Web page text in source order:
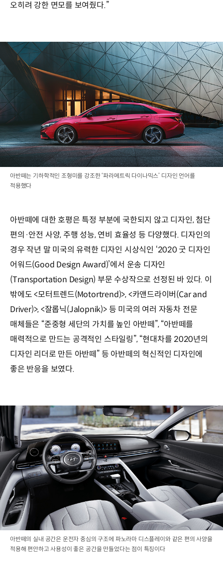
오히려 강한 면모를 보여줬다.”
아반떼는 기하학적인 조형미를 강조한 ‘파라메트릭 다이나믹스’ 디자인 언어를
적용했다
아반떼에 대한 호평은 특정 부분에 국한되지 않고 디자인, 첨단
편의·안전 사양, 주행 성능, 연비 효율성 등 다양했다. 디자인의
경우 작년 말 미국의 유력한 디자인 시상식인 ‘2020 굿 디자인
어워드(Good Design Award)’에서 운송 디자인
(Transportation Design) 부문 수상작으로 선정된 바 있다. 이
밖에도 <모터트렌드(Motortrend)>, <카앤드라이버(Car and
Driver)>, <잘롭닉(Jalopnik)> 등 미국의 여러 자동차 전문
매체들은 “준중형 세단의 가치를 높인 아반떼”, “아반떼를
매력적으로 만드는 공격적인 스타일링”, “현대차를 2020년의
디자인 리더로 만든 아반떼” 등 아반떼의 혁신적인 디자인에
좋은 반응을 보였다.
아반떼의 실내 공간은 운전자 중심의 구조에 파노라마 디스플레이와 같은 편의 사양을
적용해 편안하고 사용성이 좋은 공간을 만들었다는 점이 특징이다